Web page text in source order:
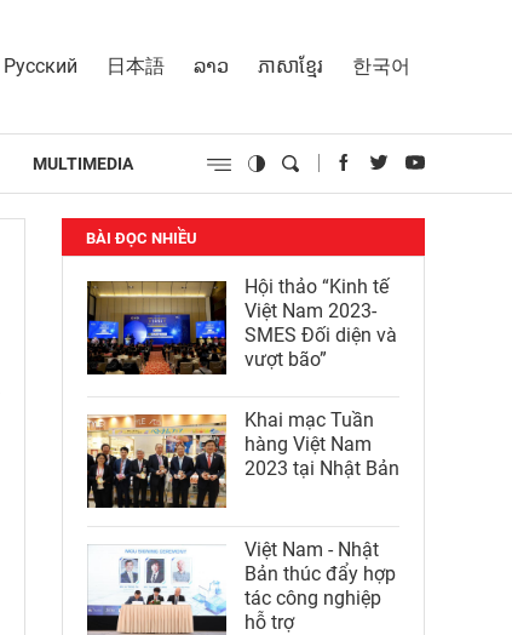
Русский 日本語 ລາວ ភាសាខ្មែរ 한국어
MULTIMEDIA
BÀI ĐỌC NHIỀU
Hội thảo “Kinh tế
Việt Nam 2023-
SMES Đối diện và
vượt bão”
Khai mạc Tuần
hàng Việt Nam
2023 tại Nhật Bản
Việt Nam - Nhật
Bản thúc đẩy hợp
tác công nghiệp
hỗ trợ